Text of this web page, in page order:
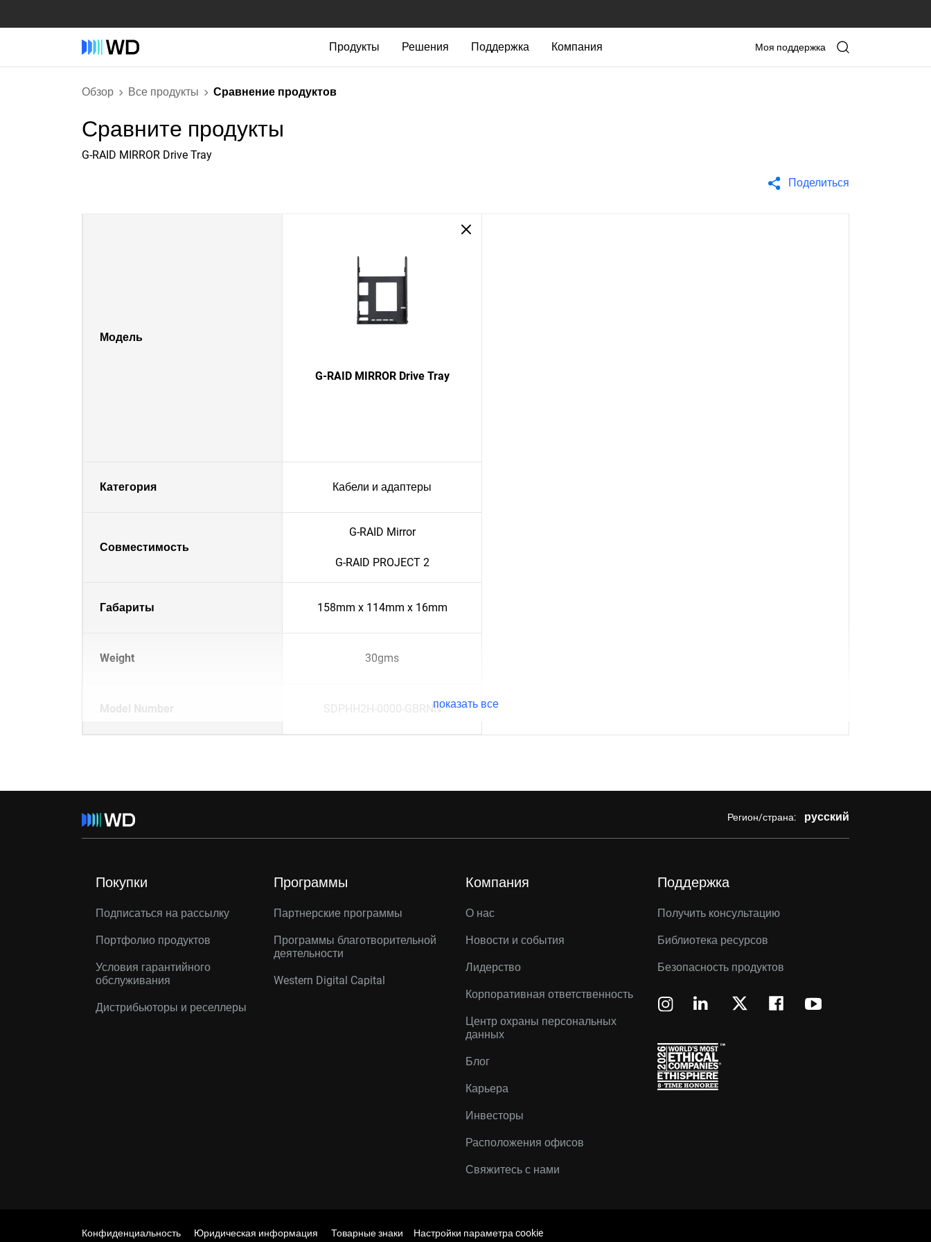
Продукты Решения Поддержка Компания Моя поддержка
Обзор Все продукты Сравнение продуктов
Сравните продукты
G-RAID MIRROR Drive Tray
Поделиться
Модель
G-RAID MIRROR Drive Tray
Категория Кабели и адаптеры
Совместимость
G-RAID Mirror
G-RAID PROJECT 2
Габариты 158mm x 114mm x 16mm
Weight 30gms
Model Number SDPHH2H-0000-GBRNNпоказать все
Регион/страна: русский
Покупки
Подписаться на рассылку
Портфолио продуктов
Условия гарантийного
обслуживания
Дистрибьюторы и реселлеры
Программы
Партнерские программы
Программы благотворительной
деятельности
Western Digital Capital
Компания
О нас
Новости и события
Лидерство
Корпоративная ответственность
Центр охраны персональных
данных
Блог
Карьера
Инвесторы
Расположения офисов
Свяжитесь с нами
Поддержка
Получить консультацию
Библиотека ресурсов
Безопасность продуктов
Конфиденциальность Юридическая информация Товарные знаки Настройки параметра cookie